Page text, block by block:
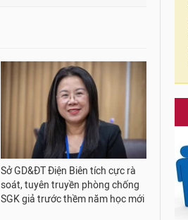
Sở GD&ĐT Điện Biên tích cực rà
soát, tuyên truyền phòng chống
SGK giả trước thềm năm học mới